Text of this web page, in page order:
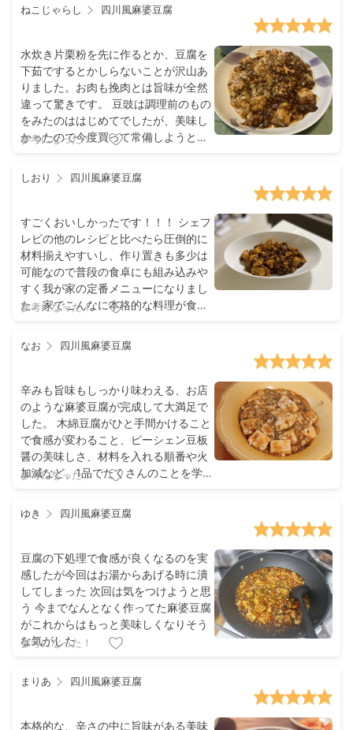
ねこじゃらし 四川風麻婆豆腐
水炊き片栗粉を先に作るとか、豆腐を
下茹でするとかしらないことが沢山あ
りました。お肉も挽肉とは旨味が全然
違って驚きです。 豆豉は調理前のもの
をみたのははじめてでしたが、美味し
かったので今度買って常備しようと思
ャーハンがあったのです。) 材料も揃
えやすく、他のレシピに比べて所要時
参考になった！
しおり 四川風麻婆豆腐
すごくおいしかったです！！！ シェフ
レピの他のレシピと比べたら圧倒的に
材料揃えやすいし、作り置きも多少は
可能なので普段の食卓にも組み込みや
すく我が家の定番メニューになりまし
た。家でこんなに本格的な料理が食べ
参考になった！
なお 四川風麻婆豆腐
辛みも旨味もしっかり味わえる、お店
のような麻婆豆腐が完成して大満足で
した。 木綿豆腐がひと手間かけること
で食感が変わること、ピーシェン豆板
醤の美味しさ、材料を入れる順番や火
加減など、1品でたくさんのことを学べ
辛いかな‥。 豆豉や醤油の量を調整し
て定番料理にしたいです。
参考になった！
ゆき 四川風麻婆豆腐
豆腐の下処理で食感が良くなるのを実
感したが今回はお湯からあげる時に潰
してしまった 次回は気をつけようと思
う 今までなんとなく作ってた麻婆豆腐
がこれからはもっと美味しくなりそう
な気がした
参考になった！
まりあ 四川風麻婆豆腐
本格的な、辛さの中に旨味がある美味